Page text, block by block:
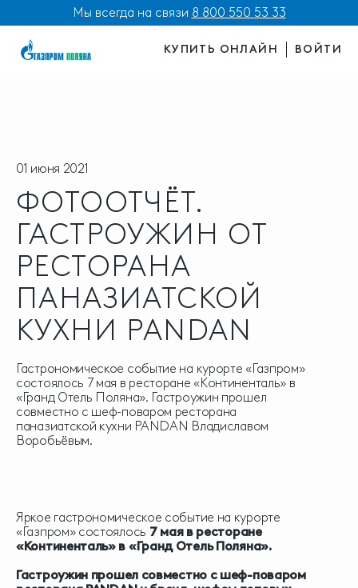
Мы всегда на связи 8 800 550 53 33
КУПИТЬ ОНЛАЙН ВОЙТИ
01 июня 2021
ФОТООТЧЁТ.
ГАСТРОУЖИН ОТ
РЕСТОРАНА
ПАНАЗИАТСКОЙ
КУХНИ PANDAN
Гастрономическое событие на курорте «Газпром»
состоялось 7 мая в ресторане «Континенталь» в
«Гранд Отель Поляна». Гастроужин прошел
совместно с шеф-поваром ресторана
паназиатской кухни PANDAN Владиславом
Воробьёвым.
Яркое гастрономическое событие на курорте
«Газпром» состоялось 7 мая в ресторане
«Континенталь» в «Гранд Отель Поляна».
Гастроужин прошел совместно с шеф-поваром